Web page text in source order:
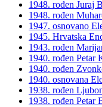
1948. rođen Juraj
1948. rođen
1947. osnovano
1945. Hrvatska
1943. rođen
1940. rođen Petar
1940. rođen
1940. osnovana
1938. rođen
1938. rođen Petar